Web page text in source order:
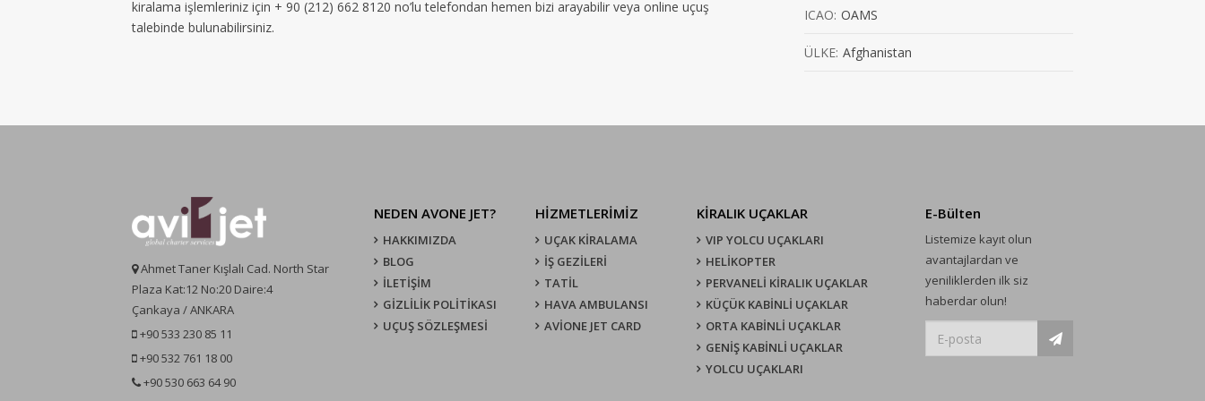
kiralama işlemleriniz için + 90 (212) 662 8120 no’lu telefondan hemen bizi arayabilir veya online uçuş
talebinde bulunabilirsiniz.
ICAO: OAMS
ÜLKE: Afghanistan
Ahmet Taner Kışlalı Cad. North Star
Plaza Kat:12 No:20 Daire:4
Çankaya / ANKARA
+90 533 230 85 11
+90 532 761 18 00
+90 530 663 64 90
NEDEN AVONE JET?
HAKKIMIZDA
BLOG
İLETİŞİM
GİZLİLİK POLİTİKASI
UÇUŞ SÖZLEŞMESI
HİZMETLERİMİZ
UÇAK KIRALAMA
İŞ GEZİLERİ
TATİL
HAVA AMBULANSI
AVİONE JET CARD
KIRALIK UÇAKLAR
VIP YOLCU UÇAKLARI
HELİKOPTER
PERVANELİ KİRALIK UÇAKLAR
KÜÇÜK KABİNLİ UÇAKLAR
ORTA KABİNLİ UÇAKLAR
GENİŞ KABİNLİ UÇAKLAR
YOLCU UÇAKLARI
E-Bülten
Listemize kayıt olun
avantajlardan ve
yeniliklerden ilk siz
haberdar olun!